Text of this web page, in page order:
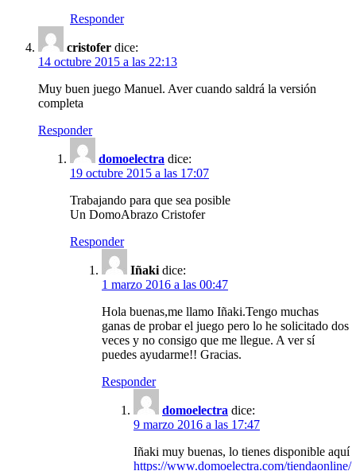
Responder
cristofer dice:
14 octubre 2015 a las 22:13
Muy buen juego Manuel. Aver cuando saldrá la versión
completa
Responder
domoelectra dice:
19 octubre 2015 a las 17:07
Trabajando para que sea posible
Un DomoAbrazo Cristofer
Responder
Iñaki dice:
1 marzo 2016 a las 00:47
Hola buenas,me llamo Iñaki.Tengo muchas
ganas de probar el juego pero lo he solicitado dos
veces y no consigo que me llegue. A ver sí
puedes ayudarme!! Gracias.
Responder
domoelectra dice:
9 marzo 2016 a las 17:47
Iñaki muy buenas, lo tienes disponible aquí
https://www.domoelectra.com/tiendaonline/